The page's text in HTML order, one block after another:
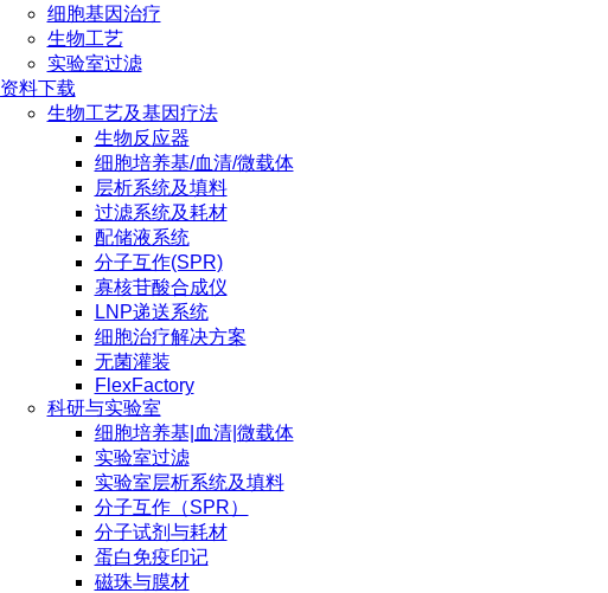
细胞基因治疗
生物工艺
实验室过滤
资料下载
生物工艺及基因疗法
生物反应器
细胞培养基/血清/微载体
层析系统及填料
过滤系统及耗材
配储液系统
分子互作(SPR)
寡核苷酸合成仪
LNP递送系统
细胞治疗解决方案
无菌灌装
FlexFactory
科研与实验室
细胞培养基|血清|微载体
实验室过滤
实验室层析系统及填料
分子互作（SPR）
分子试剂与耗材
蛋白免疫印记
磁珠与膜材